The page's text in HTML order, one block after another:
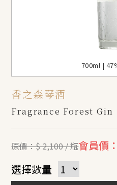
700ml |
香之森琴酒
Fragrance Forest Gin
原價：$ 2,100 / 瓶會員價
選擇數量